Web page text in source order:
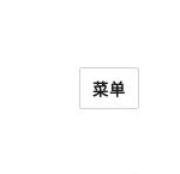
菜单